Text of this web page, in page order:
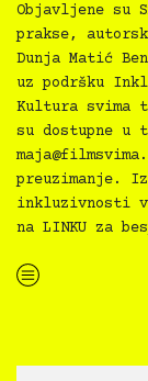
Objavljene su
prakse,
Dunja Matić
uz podršku
Kultura svima
su dostupne u
preuzimanje.
inkluzivnosti
na LINKU za
“Kultura svima — Smjernice za inkluzivne kulturne prakse”